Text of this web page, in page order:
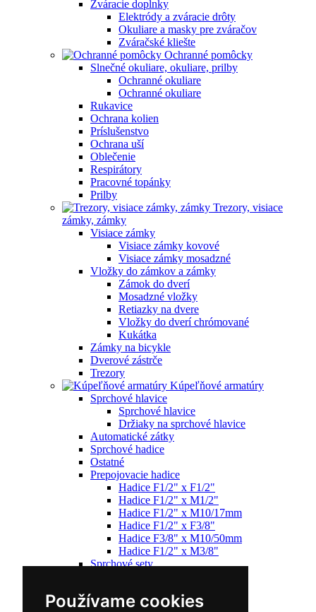
Používame cookies
Zváracie doplnky
Elektródy a zváracie drôty
Okuliare a masky pre zváračov
Zváračské kliešte
Ochranné pomôcky
Slnečné okuliare, okuliare, prilby
Ochranné okuliare
Ochranné okuliare
Rukavice
Ochrana kolien
Príslušenstvo
Ochrana uší
Oblečenie
Respirátory
Pracovné topánky
Prilby
Trezory, visiace
zámky, zámky
Visiace zámky
Visiace zámky kovové
Visiace zámky mosadzné
Vložky do zámkov a zámky
Zámok do dverí
Mosadzné vložky
Retiazky na dvere
Vložky do dverí chrómované
Kukátka
Zámky na bicykle
Dverové zástrče
Trezory
Kúpeľňové armatúry
Sprchové hlavice
Sprchové hlavice
Držiaky na sprchové hlavice
Automatické zátky
Sprchové hadice
Ostatné
Prepojovacie hadice
Hadice F1/2" x F1/2"
Hadice F1/2" x M1/2"
Hadice F1/2" x M10/17mm
Hadice F1/2" x F3/8"
Hadice F3/8" x M10/50mm
Hadice F1/2" x M3/8"
Sprchové sety
Drezová batéria